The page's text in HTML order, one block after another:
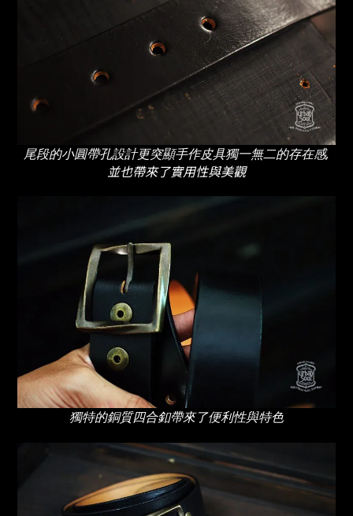
尾段的小圓帶孔設計更突顯手作皮具獨一無二的存在感,
並也帶來了實用性與美觀
獨特的銅質四合釦帶來了便利性與特色